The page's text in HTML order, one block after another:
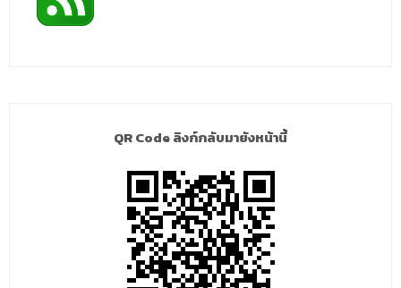
QR Code ลิงก์กลับมายังหน้านี้